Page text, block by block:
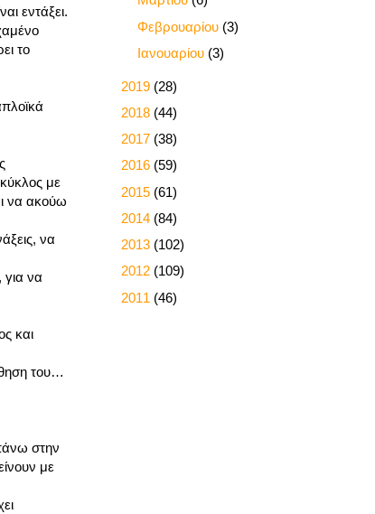
εντάξει.
το
με
να ακούω
να
να
και
του…
στην
με
Φεβρουαρίου (3)
Ιανουαρίου (3)
2019 (28)
2018 (44)
2017 (38)
2016 (59)
2015 (61)
2014 (84)
2013 (102)
2012 (109)
2011 (46)